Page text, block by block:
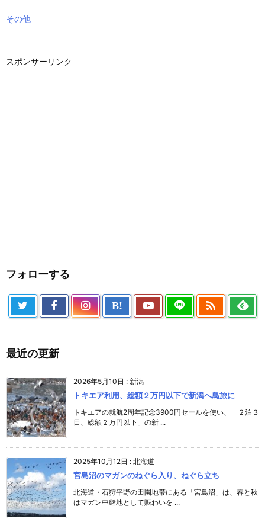
その他
スポンサーリンク
フォローする
B! 
最近の更新
2026年5月10日 : 新潟
トキエア利用、総額２万円以下で新潟へ鳥旅に
トキエアの就航2周年記念3900円セールを使い、「２泊３
日、総額２万円以下」の新 ...
2025年10月12日 : 北海道
宮島沼のマガンのねぐら入り、ねぐら立ち
北海道・石狩平野の田園地帯にある「宮島沼」は、春と秋
はマガン中継地として賑わいを ...